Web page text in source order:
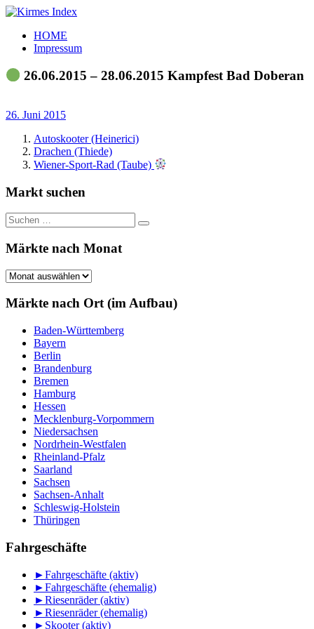
Zum
springen
Kirmes
Index
Tourpläne
der
HOME
Impressum
26.06.2015 – 28.06.2015 Kampfest Bad Doberan
26. Juni 2015
Autoskooter (Heinerici)
Drachen (Thiede)
Wiener-Sport-Rad (Taube)
Markt suchen
Suchen
nach:
Suchen
Märkte nach Monat
Märkte
Monat
Märkte nach Ort (im Aufbau)
Baden-Württemberg
Bayern
Berlin
Brandenburg
Bremen
Hamburg
Hessen
Mecklenburg-Vorpommern
Niedersachsen
Nordrhein-Westfalen
Rheinland-Pfalz
Saarland
Sachsen
Sachsen-Anhalt
Schleswig-Holstein
Thüringen
Fahrgeschäfte
►Fahrgeschäfte (aktiv)
►Fahrgeschäfte (ehemalig)
►Riesenräder (aktiv)
►Riesenräder (ehemalig)
► Skooter (aktiv)